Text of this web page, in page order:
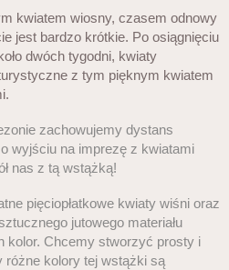
kwiatem wiosny, czasem odnowy
jest bardzo krótkie. Po osiągnięciu
dwóch tygodni, kwiaty
z tym pięknym kwiatem
zachowujemy dystans
wyjściu na imprezę z kwiatami
nas z tą wstążką!
pięciopłatkowe kwiaty wiśni oraz
jutowego materiału
kolor. Chcemy stworzyć prosty i
różne kolory tej wstążki są